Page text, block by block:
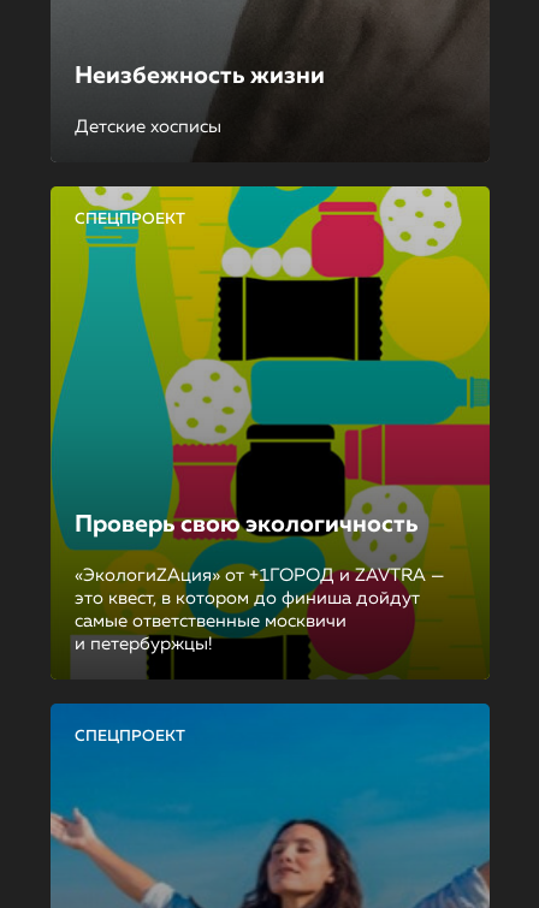
Неизбежность жизни
Детские хосписы
СПЕЦПРОЕКТ
Проверь свою экологичность
«ЭкологиZAция» от +1ГОРОД и ZAVTRA —
это квест, в котором до финиша дойдут
самые ответственные москвичи
и петербуржцы!
СПЕЦПРОЕКТ